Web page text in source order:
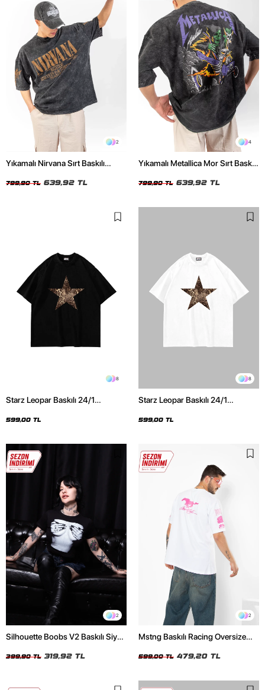
2
Yıkamalı Nirvana Sırt Baskılı
799,90 TL 639,92 TL
4
Yıkamalı Metallica Mor Sırt Baskılı
799,90 TL 639,92 TL
8
Starz Leopar Baskılı 24/1
599,00 TL
8
Starz Leopar Baskılı 24/1
599,00 TL
2
Silhouette Boobs V2 Baskılı Siyah
399,90 TL 319,92 TL
2
Mstng Baskılı Racing Oversize
599,00 TL 479,20 TL